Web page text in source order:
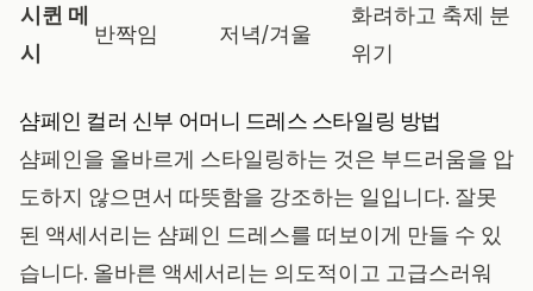
시퀸 메
시
반짝임 저녁/겨울
화려하고 축제 분
위기
샴페인 컬러 신부 어머니 드레스 스타일링 방법
샴페인을 올바르게 스타일링하는 것은 부드러움을 압
도하지 않으면서 따뜻함을 강조하는 일입니다. 잘못
된 액세서리는 샴페인 드레스를 떠보이게 만들 수 있
습니다. 올바른 액세서리는 의도적이고 고급스러워